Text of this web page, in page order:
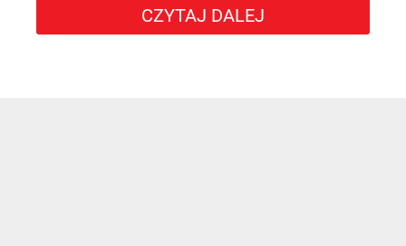
CZYTAJ DALEJ